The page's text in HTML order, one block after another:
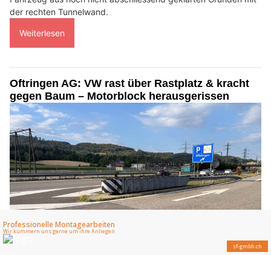
der rechten Tunnelwand.
Weiterlesen
Oftringen AG: VW rast über Rastplatz & kracht
gegen Baum – Motorblock herausgerissen